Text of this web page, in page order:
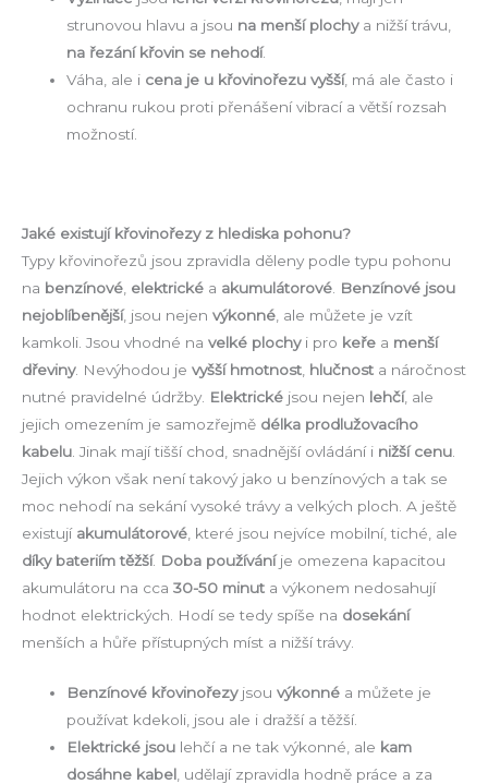
strunovou hlavu a jsou na menší plochya nižší trávu,
na řezání křovin se nehodí.
Váha, ale i cena je u křovinořezu vyšší, má ale často i
ochranu rukou proti přenášení vibrací a větší rozsah
možností.
Jaké existují křovinořezy z hlediska pohonu?
Typy křovinořezů jsou zpravidla děleny podle typu pohonu
na benzínové, elektrické a akumulátorové. Benzínové jsou
nejoblíbenější, jsou nejen výkonné, ale můžete je vzít
kamkoli. Jsou vhodné na velké plochyi pro keře a menší
dřeviny. Nevýhodou je vyšší hmotnost, hlučnost a náročnost
nutné pravidelné údržby. Elektrické jsou nejen lehčí, ale
jejich omezením je samozřejmě délka prodlužovacího
kabelu. Jinak mají tišší chod, snadnější ovládání i nižší cenu.
Jejich výkon však není takový jako u benzínových a tak se
moc nehodí na sekání vysoké trávy a velkých ploch. A ještě
existují akumulátorové, které jsou nejvíce mobilní, tiché, ale
díky bateriím těžší. Doba používáníje omezena kapacitou
akumulátoru na cca 30-50 minut a výkonem nedosahují
hodnot elektrických. Hodí se tedy spíše na dosekání
menších a hůře přístupných míst a nižší trávy.
Benzínové křovinořezyjsouvýkonné a můžete je
používat kdekoli, jsou ale i dražší a těžší.
Elektrické jsou lehčí a ne tak výkonné, ale kam
dosáhne kabel , udělají zpravidla hodně práce a za